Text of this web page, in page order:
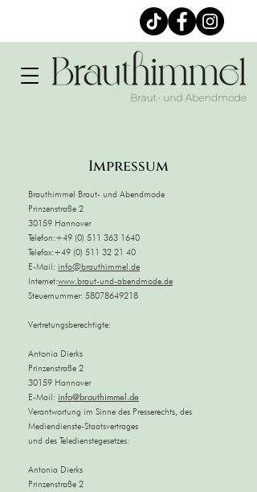
Impressum
Brauthimmel Braut- und Abendmode
Prinzenstraße 2
30159 Hannover
Telefon:+49 (0) 511 363 1640
Telefax:+49 (0) 511 32 21 40
E-Mail: info@brauthimmel.de
Internet:www.braut-und-abendmode.de
Steuernummer: 58078649218
Vertretungsberechtigte:
Antonia Dierks
Prinzenstraße 2
30159 Hannover
E-Mail: info@brauthimmel.de
Verantwortung im Sinne des Presserechts, des
Mediendienste-Staatsvertrages
und des Teledienstegesetzes:
Antonia Dierks
Prinzenstraße 2